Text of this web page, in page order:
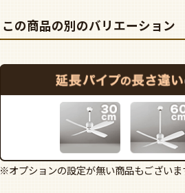
この商品の別のバリエーション
※オプションの設定が無い商品もございま